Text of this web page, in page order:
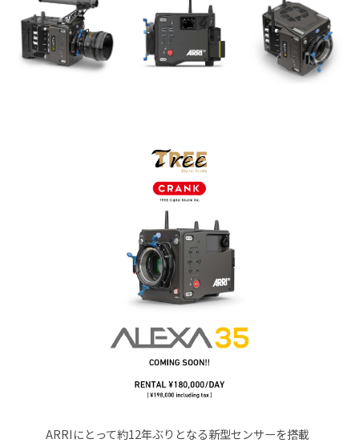
ARRIにとって約12年ぶりとなる新型センサーを搭載